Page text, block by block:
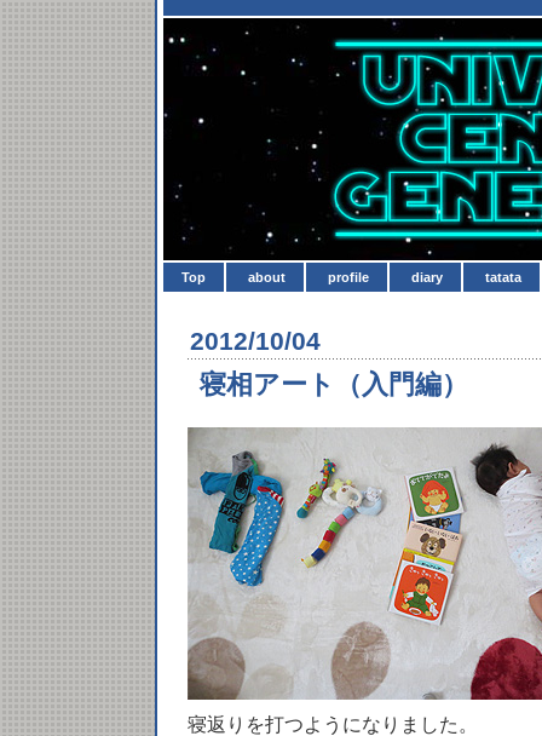
Top about profile diary tatata
2012/10/04
寝相アート（入門編）
寝返りを打つようになりました。